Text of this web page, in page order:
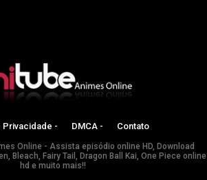
Privacidade - DMCA - Contato
Online - Assista episódio online HD, Download
Bleach, Fairy Tail, Dragon Ball Kai, One Piece online
hd e muito mais!!